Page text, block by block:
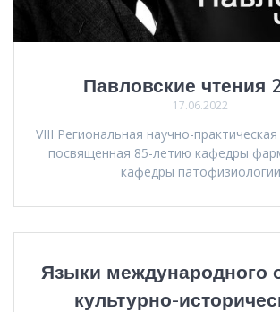
Павловские чтения
17.06.2022
VIII Региональная научно-
посвященная 85-летию кафедры
кафедры патофизиологии
Языки международного
культурно-